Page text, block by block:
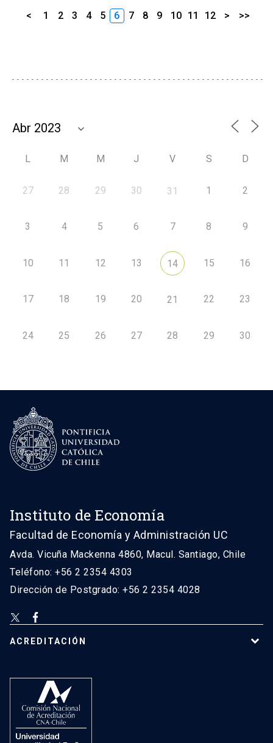
< 1 2 3 4 5 6 7 8 9 10 11 12 > >>
L M M J V S D
27 28 29 30 31 1 2
3 4 5 6 7 8 9
10 11 12 13 14 15 16
17 18 19 20 21 22 23
24 25 26 27 28 29 30
Instituto de Economía
Facultad de Economía y Administración UC
Avda. Vicuña Mackenna 4860, Macul. Santiago, Chile
Teléfono: +56 2 2354 4303
Dirección de Postgrado: +56 2 2354 4028
ACREDITACIÓN